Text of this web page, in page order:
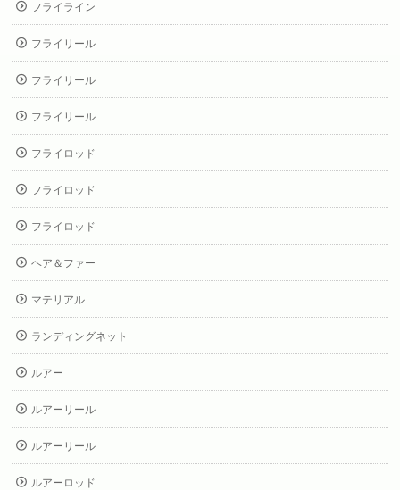
フライライン
フライリール
フライリール
フライリール
フライロッド
フライロッド
フライロッド
ヘア＆ファー
マテリアル
ランディングネット
ルアー
ルアーリール
ルアーリール
ルアーロッド